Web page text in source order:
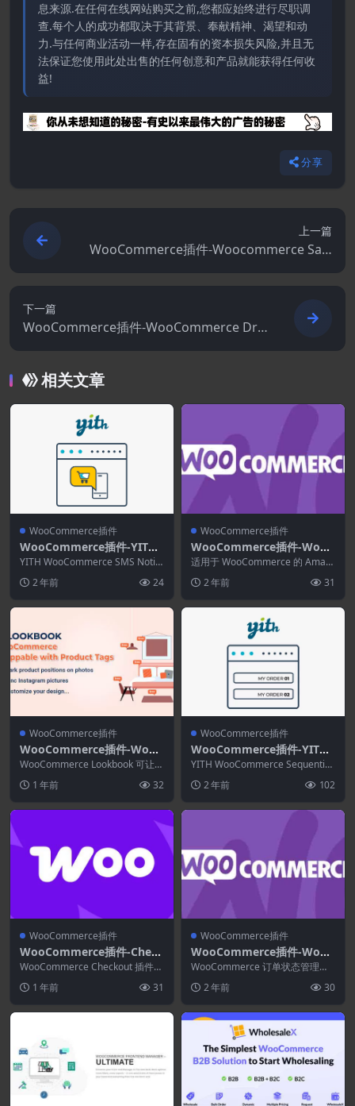
息来源.在任何在线网站购买之前,您都应始终进行尽职调
查.每个人的成功都取决于其背景、奉献精神、渴望和动
力.与任何商业活动一样,存在固有的资本损失风险,并且无
法保证您使用此处出售的任何创意和产品就能获得任何收
益!
分享
上一篇
WooCommerce插件-Woocommerce Sale
Flash Pro 1.3.2
下一篇
WooCommerce插件-WooCommerce Drip
1.3.1
相关文章
WooCommerce插件
WooCommerce插件-YITH
WooCommerce Sms Noti
fications Premium 1.28.0
YITH WooCommerce SMS Notifi
2 年前 24
WooCommerce插件
WooCommerce插件-WooC
ommerce Amazon S3 Stor
age 3.0.4
适用于 WooCommerce 的 Amaz
2 年前 31
WooCommerce插件
WooCommerce插件-WooC
ommerce LookBook 1.2.7
–通过Instagram购物–可使
用产品标签购物
WooCommerce Lookbook 可让您
以...1 年前 32
WooCommerce插件
WooCommerce插件-YITH
WooCommerce Sequentia
l Order Number Premium
1.33.0
YITH WooCommerce Sequential
2 年前 102
WooCommerce插件
WooCommerce插件-Check
out Add-Ons for WooCom
merce 2.7.4
WooCommerce Checkout 插件可
选...1 年前 31
WooCommerce插件
WooCommerce插件-WooC
ommerce Order Status M
anager 1.15.3
WooCommerce 订单状态管理器
单状态，并...
2 年前 30